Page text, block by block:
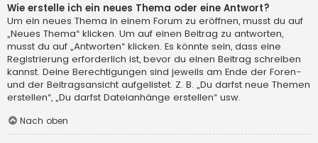
Wie erstelle ich ein neues Thema oder eine Antwort?
Um ein neues Thema in einem Forum zu eröffnen, musst du auf
„Neues Thema“ klicken. Um auf einen Beitrag zu antworten,
musst du auf „Antworten“ klicken. Es könnte sein, dass eine
Registrierung erforderlich ist, bevor du einen Beitrag schreiben
kannst. Deine Berechtigungen sind jeweils am Ende der Foren-
und der Beitragsansicht aufgelistet. Z. B. „Du darfst neue Themen
erstellen“, „Du darfst Dateianhänge erstellen“ usw.
Nach oben